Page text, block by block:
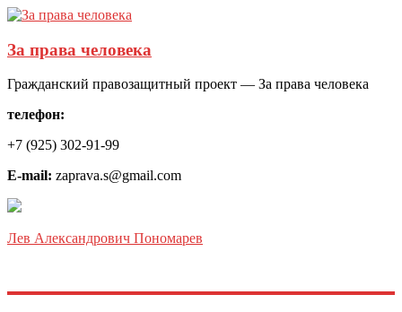
За права человека
Гражданский правозащитный проект — За права человека
телефон:
+7 (925) 302-91-99
E-mail: zaprava.s@gmail.com
Лев Александрович Пономарев